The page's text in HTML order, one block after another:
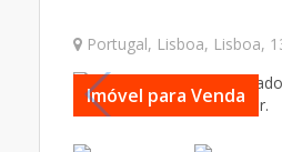
Portugal, Lisboa, Lisboa,
Imóvel para Venda